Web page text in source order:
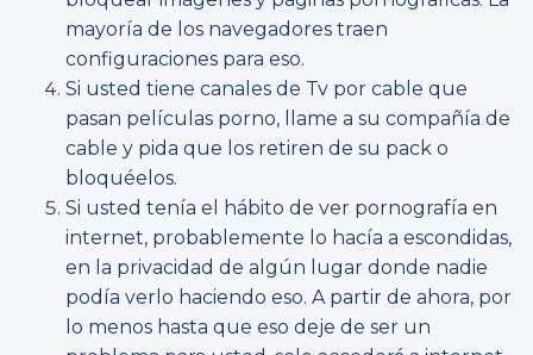
mayoría de los navegadores traen
configuraciones para eso.
Si usted tiene canales de Tv por cable que
pasan películas porno, llame a su compañía de
cable y pida que los retiren de su pack o
bloquéelos.
Si usted tenía el hábito de ver pornografía en
internet, probablemente lo hacía a escondidas,
en la privacidad de algún lugar donde nadie
podía verlo haciendo eso. A partir de ahora, por
lo menos hasta que eso deje de ser un